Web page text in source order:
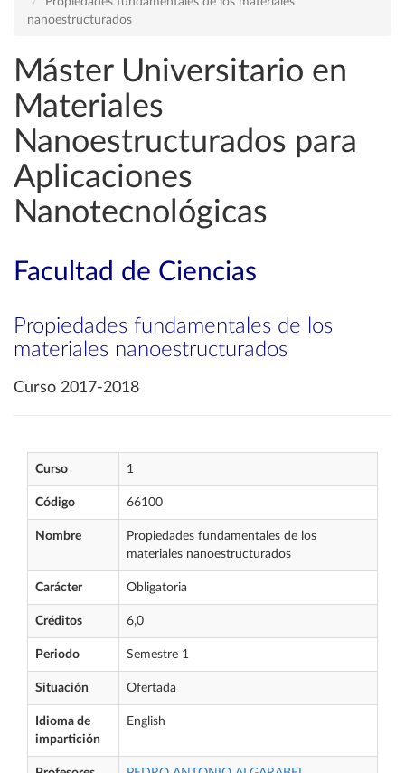
nanoestructurados
Máster Universitario en
Materiales
Nanoestructurados para
Aplicaciones
Nanotecnológicas
Facultad de Ciencias
Propiedades fundamentales de los
materiales nanoestructurados
Curso 2017-2018
Curso 1
Código 66100
Nombre
Propiedades fundamentales de los
materiales nanoestructurados
Carácter Obligatoria
Créditos 6,0
Periodo Semestre 1
Situación Ofertada
Idioma de
impartición
English